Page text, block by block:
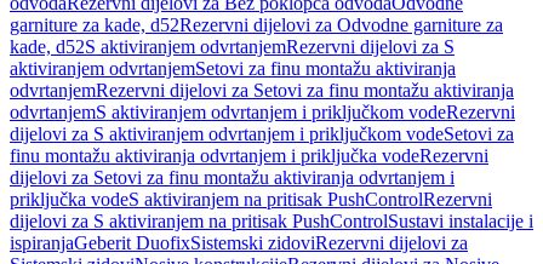
garniture za kade, d52Rezervni dijelovi za Odvodne garniture za
kade, d52S aktiviranjem odvrtanjemRezervni dijelovi za S
aktiviranjem odvrtanjemSetovi za finu montažu aktiviranja
odvrtanjemRezervni dijelovi za Setovi za finu montažu aktiviranja
odvrtanjemS aktiviranjem odvrtanjem i priključkom vodeRezervni
dijelovi za S aktiviranjem odvrtanjem i priključkom vodeSetovi za
finu montažu aktiviranja odvrtanjem i priključka vodeRezervni
dijelovi za Setovi za finu montažu aktiviranja odvrtanjem i
priključka vodeS aktiviranjem na pritisak PushControlRezervni
dijelovi za S aktiviranjem na pritisak PushControlSustavi instalacije i
ispiranjaGeberit DuofixSistemski zidoviRezervni dijelovi za